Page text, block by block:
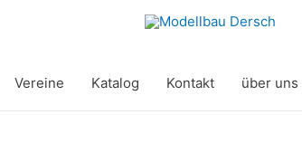
Vereine Katalog Kontakt über uns